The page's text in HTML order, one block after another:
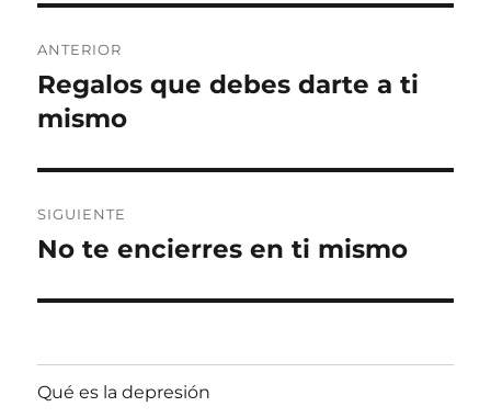
de
entradas
ANTERIOR
Entrada
anterior:
Regalos que debes darte a ti
mismo
SIGUIENTE
Entrada
No te encierres en ti mismo
Qué es la depresión